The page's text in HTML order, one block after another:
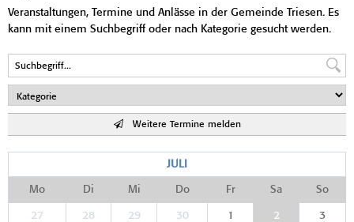
Veranstaltungen, Termine und Anlässe in der Gemeinde Triesen. Es
kann mit einem Suchbegriff oder nach Kategorie gesucht werden.
Weitere Termine melden
JULI
Mo Di Mi Do Fr Sa So
27 28 29 30 1 2 3